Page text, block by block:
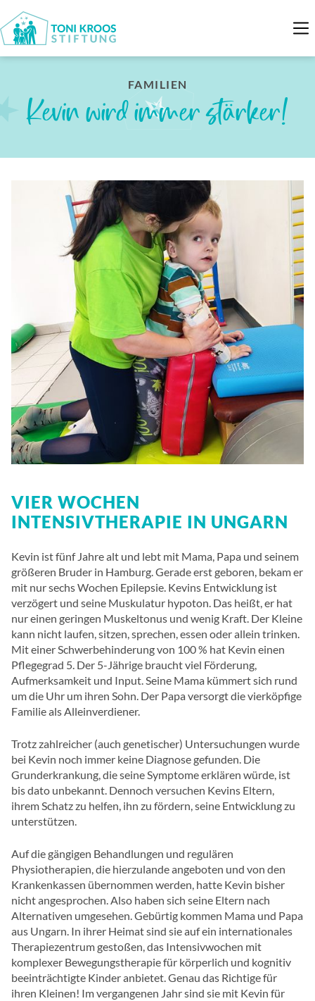
FAMILIEN
Kevin wird immer stärker!
VIER WOCHEN
INTENSIVTHERAPIE IN UNGARN
Kevin ist fünf Jahre alt und lebt mit Mama, Papa und seinem
größeren Bruder in Hamburg. Gerade erst geboren, bekam er
mit nur sechs Wochen Epilepsie. Kevins Entwicklung ist
verzögert und seine Muskulatur hypoton. Das heißt, er hat
nur einen geringen Muskeltonus und wenig Kraft. Der Kleine
kann nicht laufen, sitzen, sprechen, essen oder allein trinken.
Mit einer Schwerbehinderung von 100 % hat Kevin einen
Pflegegrad 5. Der 5-Jährige braucht viel Förderung,
Aufmerksamkeit und Input. Seine Mama kümmert sich rund
um die Uhr um ihren Sohn. Der Papa versorgt die vierköpfige
Familie als Alleinverdiener.
Trotz zahlreicher (auch genetischer) Untersuchungen wurde
bei Kevin noch immer keine Diagnose gefunden. Die
Grunderkrankung, die seine Symptome erklären würde, ist
bis dato unbekannt. Dennoch versuchen Kevins Eltern,
ihrem Schatz zu helfen, ihn zu fördern, seine Entwicklung zu
unterstützen.
Auf die gängigen Behandlungen und regulären
Physiotherapien, die hierzulande angeboten und von den
Krankenkassen übernommen werden, hatte Kevin bisher
nicht angesprochen. Also haben sich seine Eltern nach
Alternativen umgesehen. Gebürtig kommen Mama und Papa
aus Ungarn. In ihrer Heimat sind sie auf ein internationales
Therapiezentrum gestoßen, das Intensivwochen mit
komplexer Bewegungstherapie für körperlich und kognitiv
beeinträchtigte Kinder anbietet. Genau das Richtige für
ihren Kleinen! Im vergangenen Jahr sind sie mit Kevin für